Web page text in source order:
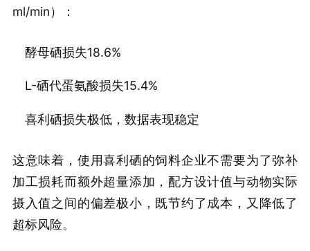
ml/min）：
酵母硒损失18.6%
L-硒代蛋氨酸损失15.4%
喜利硒损失极低，数据表现稳定
这意味着，使用喜利硒的饲料企业不需要为了弥补
加工损耗而额外超量添加，配方设计值与动物实际
摄入值之间的偏差极小，既节约了成本，又降低了
超标风险。